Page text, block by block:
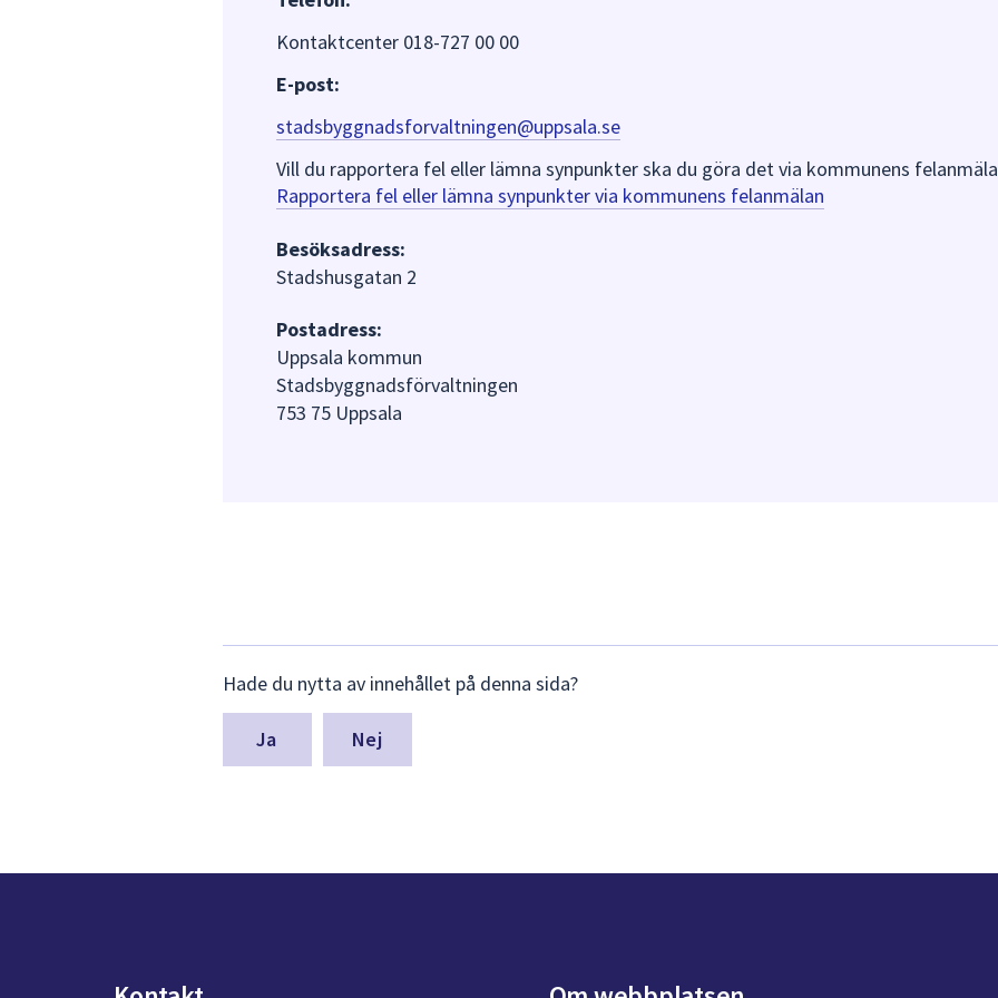
Kontaktcenter 018-727 00 00
E-post:
stadsbyggnadsforvaltningen@uppsala.se
Vill du rapportera fel eller lämna synpunkter ska du göra det via kommunens
Rapportera fel eller lämna synpunkter via kommunens felanmälan
Besöksadress:
Stadshusgatan 2
Postadress:
Uppsala kommun
Stadsbyggnadsförvaltningen
753 75 Uppsala
synpunkter
för
denna
Hade du nytta av innehållet på denna sida?
Nej